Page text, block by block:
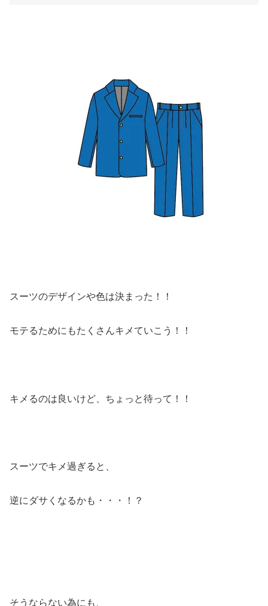
スーツのデザインや色は決まった！！
モテるためにもたくさんキメていこう！！
キメるのは良いけど、ちょっと待って！！
スーツでキメ過ぎると、
逆にダサくなるかも・・・！？
そうならない為にも、